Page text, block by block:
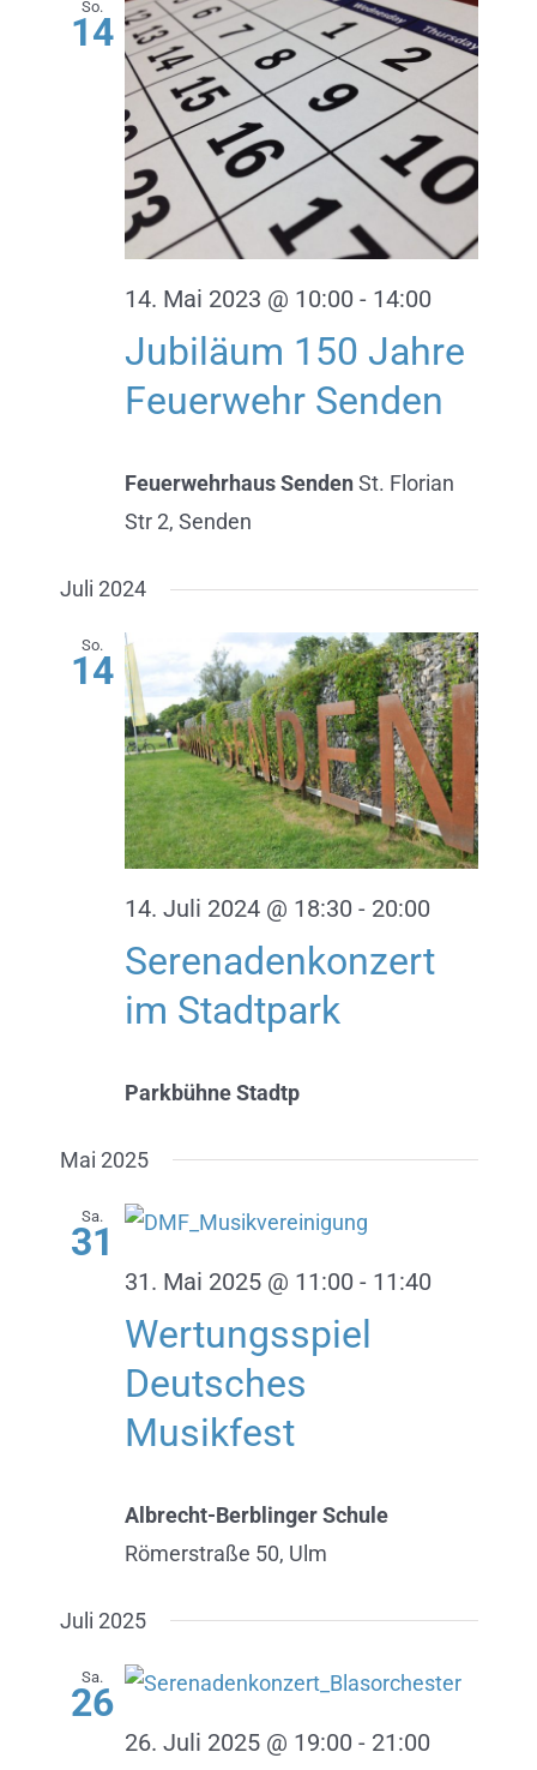
So.
14
14. Mai 2023 @ 10:00 - 14:00
Jubiläum 150 Jahre
Feuerwehr Senden
Feuerwehrhaus SendenSt. Florian
Str 2, Senden
Juli 2024
So.
14
14. Juli 2024 @ 18:30 - 20:00
Serenadenkonzert
im Stadtpark
Parkbühne Stadtp
Mai 2025
Sa.
31
31. Mai 2025 @ 11:00 - 11:40
Wertungsspiel
Deutsches
Musikfest
Albrecht-Berblinger Schule
Römerstraße 50, Ulm
Juli 2025
Sa.
26
26. Juli 2025 @ 19:00 - 21:00